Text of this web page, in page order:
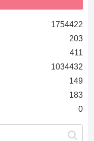
1754422
203
411
1034432
149
183
0